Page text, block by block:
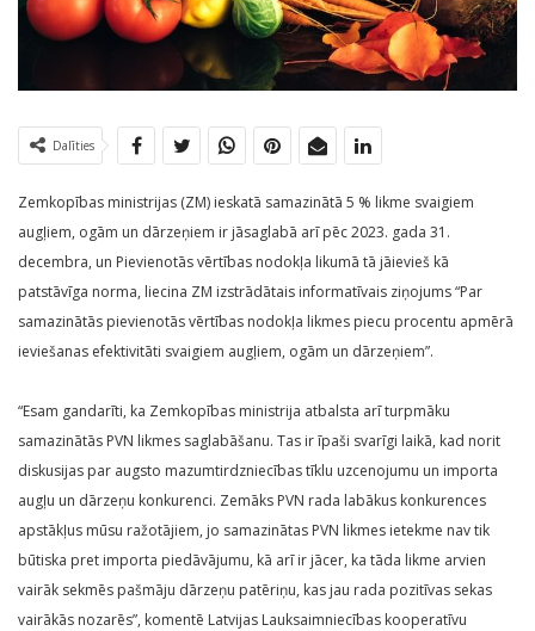
Dalīties
Zemkopības ministrijas (ZM) ieskatā samazinātā 5 % likme svaigiem
augļiem, ogām un dārzeņiem ir jāsaglabā arī pēc 2023. gada 31.
decembra, un Pievienotās vērtības nodokļa likumā tā jāievieš kā
patstāvīga norma, liecina ZM izstrādātais informatīvais ziņojums “Par
samazinātās pievienotās vērtības nodokļa likmes piecu procentu apmērā
ieviešanas efektivitāti svaigiem augļiem, ogām un dārzeņiem”.
“Esam gandarīti, ka Zemkopības ministrija atbalsta arī turpmāku
samazinātās PVN likmes saglabāšanu. Tas ir īpaši svarīgi laikā, kad norit
diskusijas par augsto mazumtirdzniecības tīklu uzcenojumu un importa
augļu un dārzeņu konkurenci. Zemāks PVN rada labākus konkurences
apstākļus mūsu ražotājiem, jo samazinātas PVN likmes ietekme nav tik
būtiska pret importa piedāvājumu, kā arī ir jācer, ka tāda likme arvien
vairāk sekmēs pašmāju dārzeņu patēriņu, kas jau rada pozitīvas sekas
vairākās nozarēs”, komentē Latvijas Lauksaimniecības kooperatīvu